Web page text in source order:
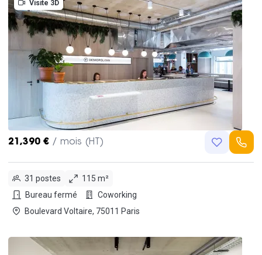
Visite 3D
21,390 € / mois (HT)
31 postes
115 m²
Bureau fermé
Coworking
Boulevard Voltaire, 75011 Paris